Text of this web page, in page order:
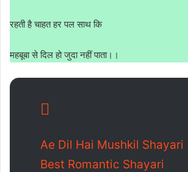
रहती है चाहत हर पल साथ कि
महबूबा से दिल हो जुदा नहीं पाता।।
Ae Dil Hai Mushkil Shayari
Best Romantic Shayari